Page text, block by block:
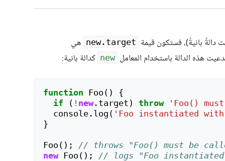
دالةً بانيةً)، فستكون قيمة new.target هي
هذه الدالة باستخدام المعامل new كدالة بانية:
function Foo ()
{
if
( ! new. target ) throw
'Foo()
console. log ( 'Foo instantiated with
}
Foo ();
// throws "Foo() must be
new
Foo (); // logs "Foo instantiated